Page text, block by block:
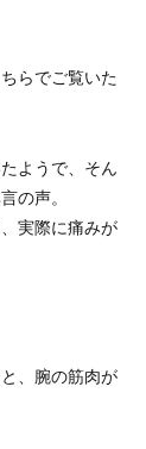
らでご覧いた
ようで、そん
の声。
実際に痛みが
、腕の筋肉が